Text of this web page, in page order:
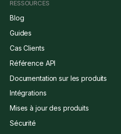
RESSOURCES
Blog
Guides
Cas Clients
Référence API
Documentation sur les produits
Intégrations
Mises à jour des produits
Sécurité